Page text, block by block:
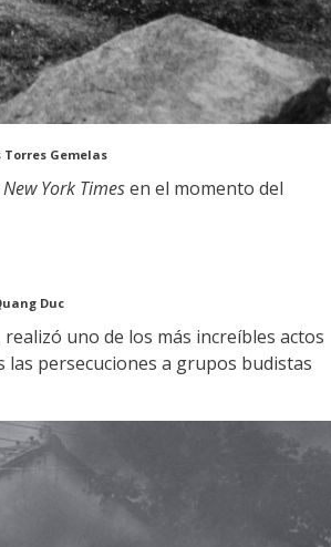
Gemelas
New York Timesen el momento del
Duc
uno de los más increíbles actos
persecuciones a grupos budistas